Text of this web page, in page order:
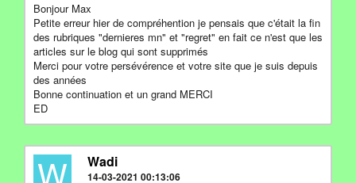
Bonjour Max
Petite erreur hier de compréhention je pensais que c'était la fin
des rubriques "dernieres mn" et "regret" en fait ce n'est que les
articles sur le blog qui sont supprimés
Merci pour votre persévérence et votre site que je suis depuis
des années
Bonne continuation et un grand MERCI
ED
W Wadi
14-03-2021 00:13:06